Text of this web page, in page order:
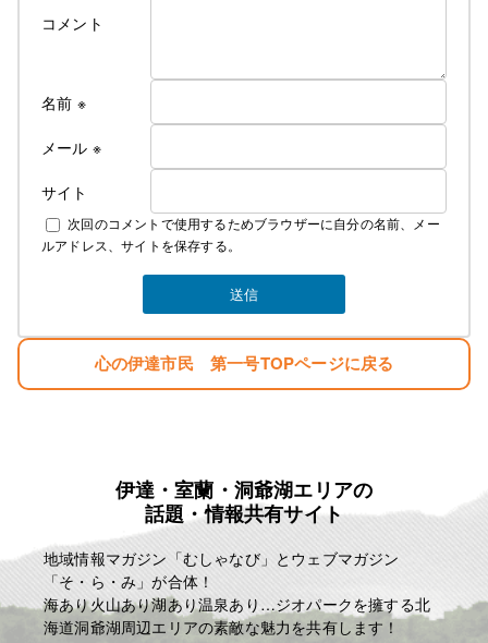
コメント
名前 ※
メール ※
サイト
次回のコメントで使用するためブラウザーに自分の名前、メー
ルアドレス、サイトを保存する。
心の伊達市民 第一号TOPページに戻る
伊達・室蘭・洞爺湖エリアの
話題・情報共有サイト
地域情報マガジン「むしゃなび」とウェブマガジン
「そ・ら・み」が合体！
海あり火山あり湖あり温泉あり…ジオパークを擁する北
海道洞爺湖周辺エリアの素敵な魅力を共有します！